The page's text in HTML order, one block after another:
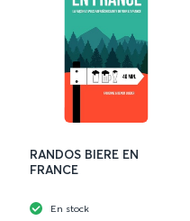
RANDOS BIERE EN
FRANCE
En stock